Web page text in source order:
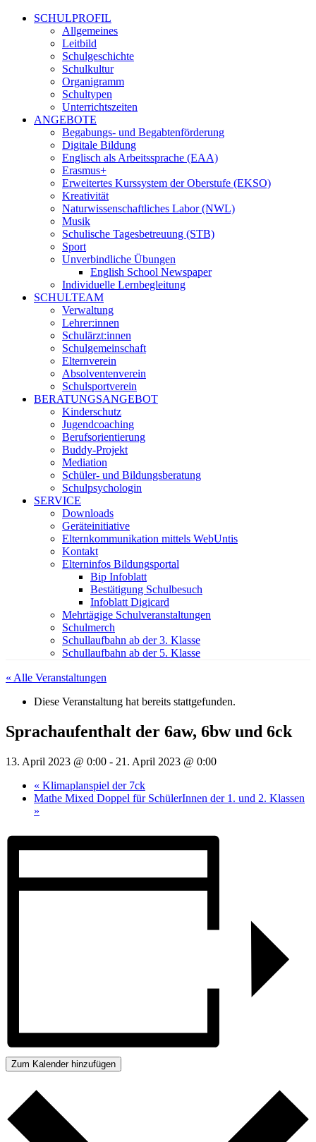
SCHULPROFIL
Allgemeines
Leitbild
Schulgeschichte
Schulkultur
Organigramm
Schultypen
Unterrichtszeiten
ANGEBOTE
Begabungs- und Begabtenförderung
Digitale Bildung
Englisch als Arbeitssprache (EAA)
Erasmus+
Erweitertes Kurssystem der Oberstufe (EKSO)
Kreativität
Naturwissenschaftliches Labor (NWL)
Musik
Schulische Tagesbetreuung (STB)
Sport
Unverbindliche Übungen
English School Newspaper
Individuelle Lernbegleitung
SCHULTEAM
Verwaltung
Lehrer:innen
Schulärzt:innen
Schulgemeinschaft
Elternverein
Absolventenverein
Schulsportverein
BERATUNGSANGEBOT
Kinderschutz
Jugendcoaching
Berufsorientierung
Buddy-Projekt
Mediation
Schüler- und Bildungsberatung
Schulpsychologin
SERVICE
Downloads
Geräteinitiative
Elternkommunikation mittels WebUntis
Kontakt
Elterninfos Bildungsportal
Bip Infoblatt
Bestätigung Schulbesuch
Infoblatt Digicard
Mehrtägige Schulveranstaltungen
Schulmerch
Schullaufbahn ab der 3. Klasse
Schullaufbahn ab der 5. Klasse
« Alle Veranstaltungen
Diese Veranstaltung hat bereits stattgefunden.
Sprachaufenthalt der 6aw, 6bw und 6ck
13. April 2023 @ 0:00 - 21. April 2023 @ 0:00
« Klimaplanspiel der 7ck
Mathe Mixed Doppel für SchülerInnen der 1. und 2. Klassen
»
Zum Kalender hinzufügen